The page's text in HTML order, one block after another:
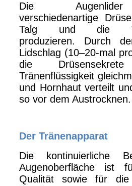
Die
verschiedenartige
Talg und die
produzieren. Durch
Lidschlag (10–20-mal
die
Tränenflüssigkeit
und Hornhaut verteilt
so vor dem Austrocknen.
Der Tränenapparat
Die kontinuierliche
Augenoberfläche ist
Qualität sowie für